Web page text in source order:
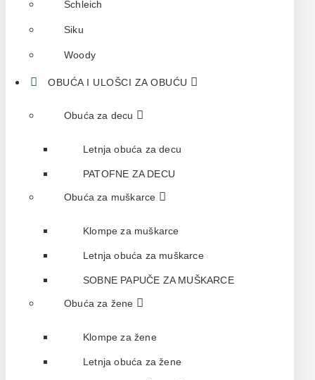
Schleich
Siku
Woody
OBUĆA I ULOŠCI ZA OBUĆU
Obuća za decu
Letnja obuća za decu
PATOFNE ZA DECU
Obuća za muškarce
Klompe za muškarce
Letnja obuća za muškarce
SOBNE PAPUČE ZA MUŠKARCE
Obuća za žene
Klompe za žene
Letnja obuća za žene